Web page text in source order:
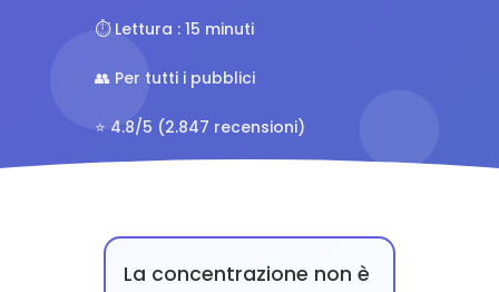
⏱️ Lettura : 15 minuti
👥 Per tutti i pubblici
⭐ 4.8/5 (2.847 recensioni)
La concentrazione non è